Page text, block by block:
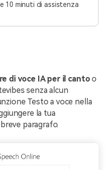
10 minuti di assistenza
di voce IA per il canto o
senza alcun
Testo a voce nella
la tua
paragrafo.